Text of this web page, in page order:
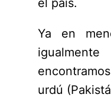
el país.
Ya en
urdú